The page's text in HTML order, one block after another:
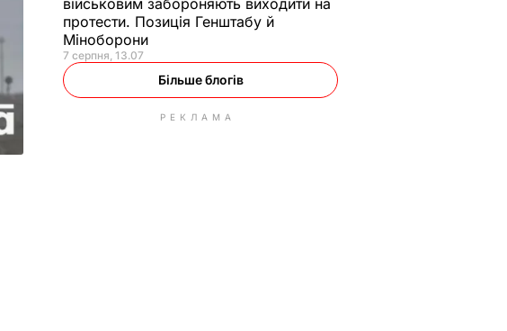
військовим забороняють виходити на
протести. Позиція Генштабу й
Міноборони
7 серпня, 13.07
Більше блогів
РЕКЛАМА